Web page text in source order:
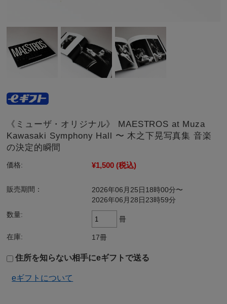
《ミューザ・オリジナル》 MAESTROS at Muza
Kawasaki Symphony Hall 〜 木之下晃写真集 音楽
の決定的瞬間
価格: ¥1,500 (税込)
販売期間：
2026年06月25日18時00分〜
2026年06月28日23時59分
数量:
冊
在庫: 17冊
住所を知らない相手にeギフトで送る
eギフトについて